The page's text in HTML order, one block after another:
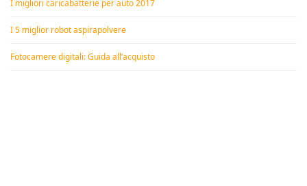
I migliori caricabatterie per auto 2017
I 5 miglior robot aspirapolvere
Fotocamere digitali: Guida all’acquisto